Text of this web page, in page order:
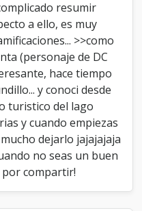
resumir
a ello, es muy
>>como
(personaje de DC
hace tiempo
y conoci desde
turistico del lago
y cuando empiezas
dejarlo jajajajaja
no seas un buen
compartir!